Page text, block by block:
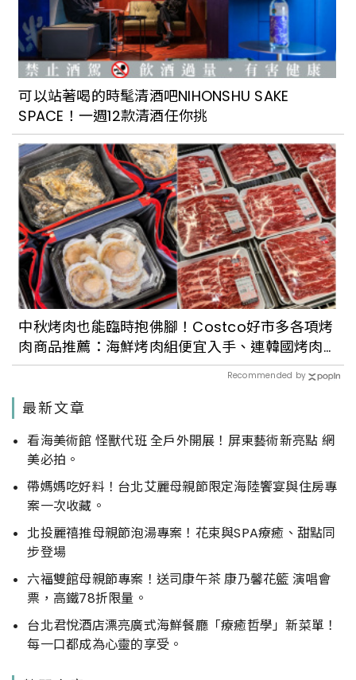
可以站著喝的時髦清酒吧NIHONSHU SAKE
SPACE！一週12款清酒任你挑
中秋烤肉也能臨時抱佛腳！Costco好市多各項烤
肉商品推薦：海鮮烤肉組便宜入手、連韓國烤肉
常見的紫蘇葉也有
Recommended by
最新文章
看海美術館 怪獸代班 全戶外開展！屏東藝術新亮點 網
美必拍。
帶媽媽吃好料！台北艾麗母親節限定海陸饗宴與住房專
案一次收藏。
北投麗禧推母親節泡湯專案！花束與SPA療癒、甜點同
步登場
六福雙館母親節專案！送司康午茶 康乃馨花籃 演唱會
票，高鐵78折限量。
台北君悅酒店漂亮廣式海鮮餐廳「療癒哲學」新菜單！
每一口都成為心靈的享受。